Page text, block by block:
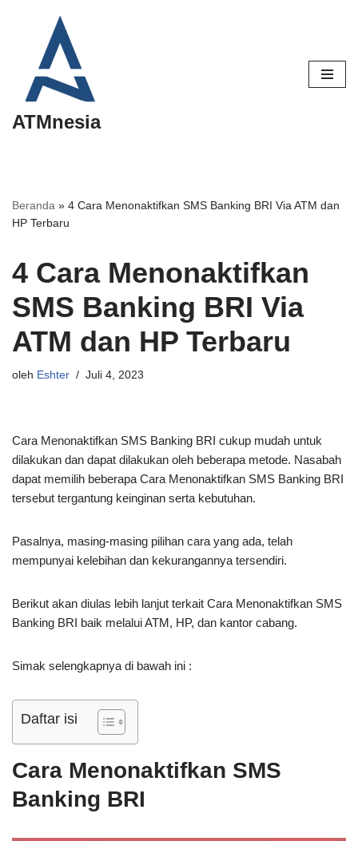
Lompat
konten
ATMnesia
Beranda » 4 Cara Menonaktifkan SMS Banking BRI Via ATM dan
HP Terbaru
4 Cara Menonaktifkan
SMS Banking BRI Via
ATM dan HP Terbaru
oleh Eshter Juli 4, 2023
Cara Menonaktifkan SMS Banking BRI cukup mudah untuk
dilakukan dan dapat dilakukan oleh beberapa metode. Nasabah
dapat memilih beberapa Cara Menonaktifkan SMS Banking BRI
tersebut tergantung keinginan serta kebutuhan.
Pasalnya, masing-masing pilihan cara yang ada, telah
mempunyai kelebihan dan kekurangannya tersendiri.
Berikut akan diulas lebih lanjut terkait Cara Menonaktifkan SMS
Banking BRI baik melalui ATM, HP, dan kantor cabang.
Simak selengkapnya di bawah ini :
Daftar isi
Cara Menonaktifkan SMS
Banking BRI